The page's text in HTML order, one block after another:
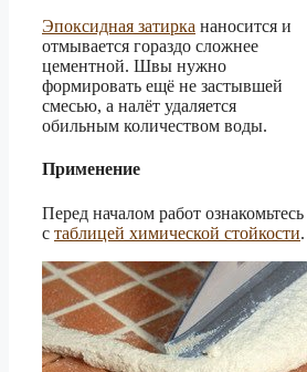
Эпоксидная затирка наносится и
отмывается гораздо сложнее
цементной. Швы нужно
формировать ещё не застывшей
смесью, а налёт удаляется
обильным количеством воды.
Применение
Перед началом работ ознакомьтесь
с таблицей химической стойкости.